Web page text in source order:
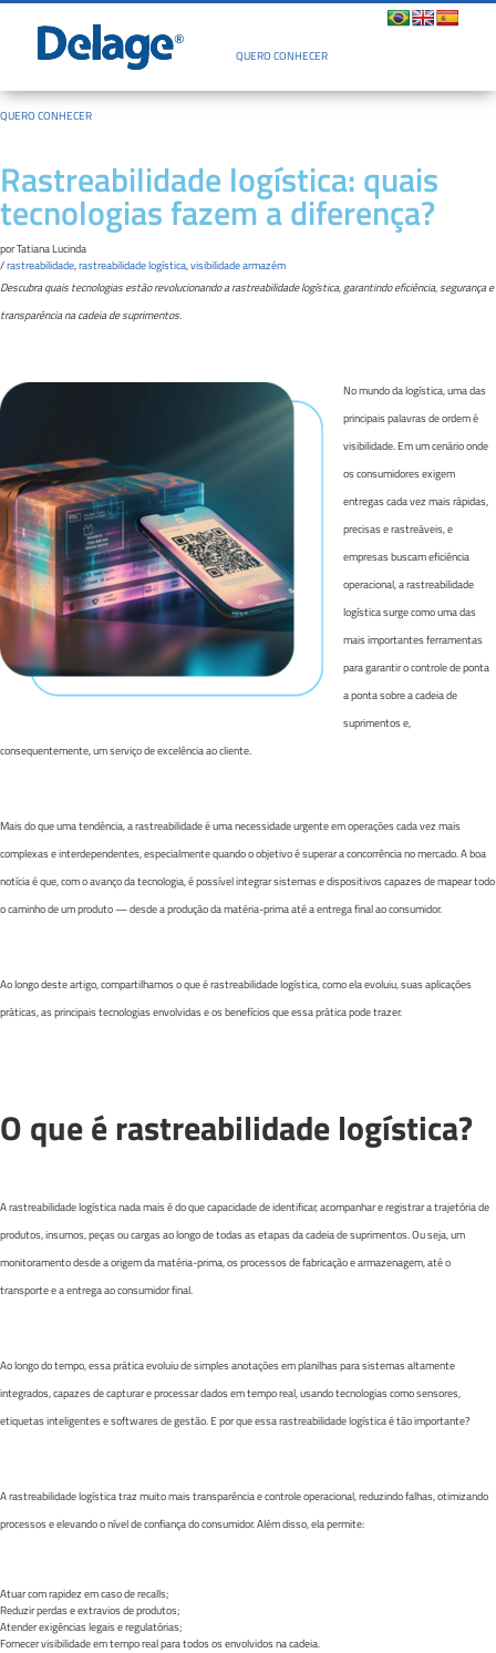
QUERO CONHECER
QUERO CONHECER
Rastreabilidade logística: quais
tecnologias fazem a diferença?
porTatiana Lucinda
/rastreabilidade,rastreabilidade logística,visibilidade armazém
Descubra quais tecnologias estão revolucionando a rastreabilidade logística, garantindo eficiência, segurança e
transparência na cadeia de suprimentos.
No mundo da logística, uma das
principais palavras de ordem é
visibilidade. Em um cenário onde
os consumidores exigem
entregas cada vez mais rápidas,
precisas e rastreáveis, e
empresas buscam eficiência
operacional, a rastreabilidade
logística surge como uma das
mais importantes ferramentas
para garantir o controle de ponta
a ponta sobre a cadeia de
suprimentos e,
consequentemente, um serviço de excelência ao cliente.
Mais do que uma tendência, a rastreabilidade é uma necessidade urgente em operações cada vez mais
complexas e interdependentes, especialmente quando o objetivo é superar a concorrência no mercado. A boa
notícia é que, com o avanço da tecnologia, é possível integrar sistemas e dispositivos capazes de mapear todo
o caminho de um produto — desde a produção da matéria-prima até a entrega final ao consumidor.
Ao longo deste artigo, compartilhamos o que é rastreabilidade logística, como ela evoluiu, suas aplicações
práticas, as principais tecnologias envolvidas e os benefícios que essa prática pode trazer.
O que é rastreabilidade logística?
A rastreabilidade logística nada mais é do que capacidade de identificar, acompanhar e registrar a trajetória de
produtos, insumos, peças ou cargas ao longo de todas as etapas da cadeia de suprimentos. Ou seja, um
monitoramento desde a origem da matéria-prima, os processos de fabricação e armazenagem, até o
transporte e a entrega ao consumidor final.
Ao longo do tempo, essa prática evoluiu de simples anotações em planilhas para sistemas altamente
integrados, capazes de capturar e processar dados em tempo real, usando tecnologias como sensores,
etiquetas inteligentes e softwares de gestão. E por que essa rastreabilidade logística é tão importante?
A rastreabilidade logística traz muito mais transparência e controle operacional, reduzindo falhas, otimizando
processos e elevando o nível de confiança do consumidor. Além disso, ela permite:
Atuar com rapidez em caso de recalls;
Reduzir perdas e extravios de produtos;
Atender exigências legais e regulatórias;
Fornecer visibilidade em tempo real para todos os envolvidos na cadeia.